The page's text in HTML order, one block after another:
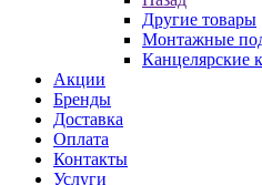
Другие товары
Монтажные
Канцелярские
Акции
Бренды
Доставка
Оплата
Контакты
Услуги